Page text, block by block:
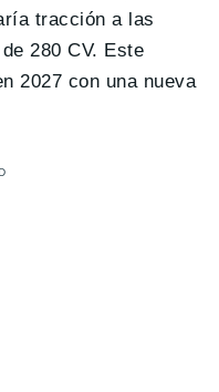
tracción a las
280 CV. Este
2027 con una nueva